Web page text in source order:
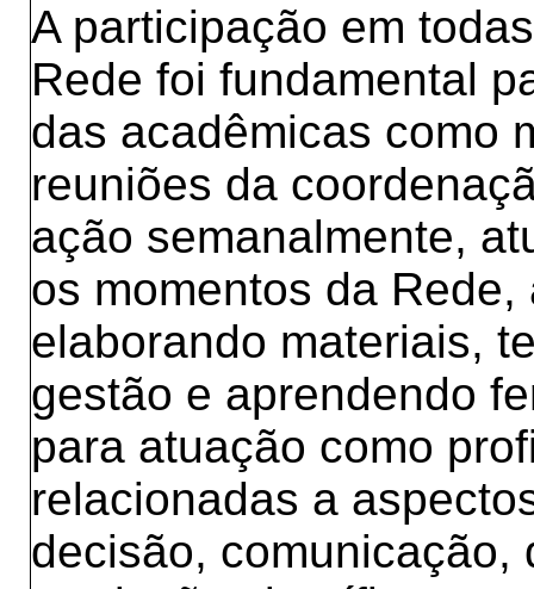
A participação em
Rede foi fundamental
das acadêmicas como
reuniões da
ação semanalmente,
os momentos da
elaborando materiais,
gestão e aprendendo
para atuação como
relacionadas a
decisão, comunicação,